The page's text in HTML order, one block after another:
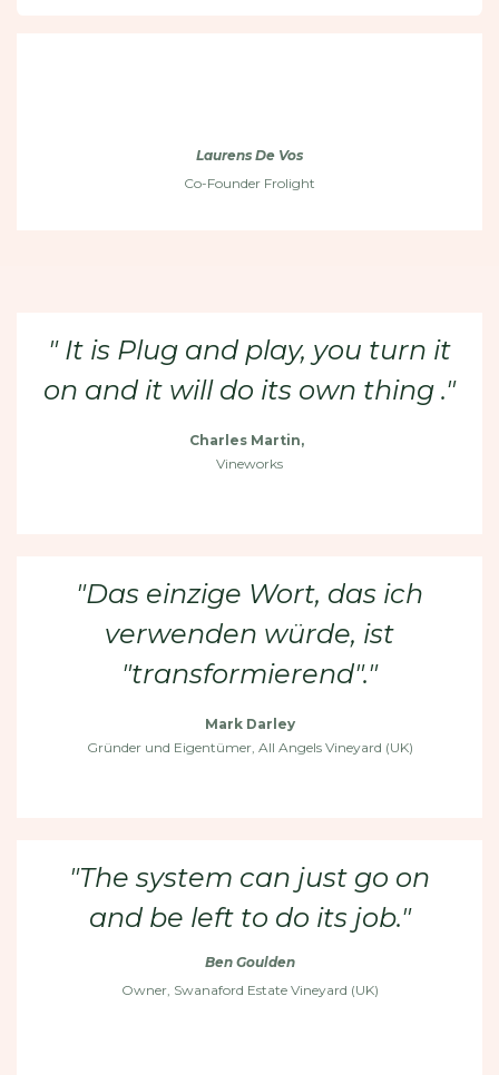
Laurens De Vos
Co-Founder Frolight
" It is Plug and play, you turn it
on and it will do its own thing ."
Charles Martin,
Vineworks
"Das einzige Wort, das ich
verwenden würde, ist
"transformierend"."
Mark Darley
Gründer und Eigentümer, All Angels Vineyard (UK)
"The system can just go on
and be left to do its job."
Ben Goulden
Owner, Swanaford Estate Vineyard (UK)